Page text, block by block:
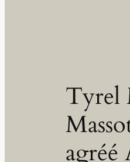
Tyrel
agréé